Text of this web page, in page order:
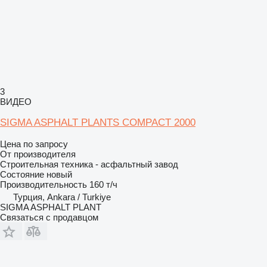
3
ВИДЕО
SIGMA ASPHALT PLANTS COMPACT 2000
Цена по запросу
От производителя
Строительная техника - асфальтный завод
Состояние новый
Производительность 160 т/ч
Турция, Ankara / Turkiye
SIGMA ASPHALT PLANT
Связаться с продавцом